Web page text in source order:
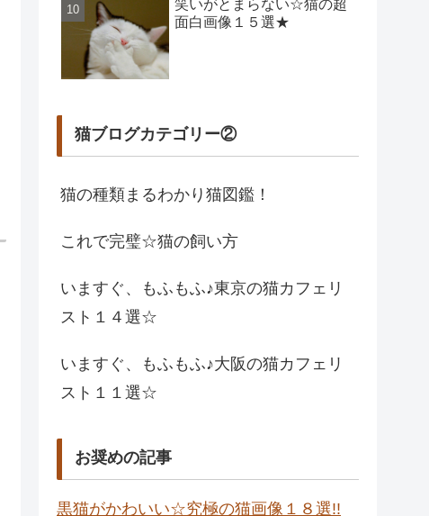
笑いがとまらない☆猫の超
面白画像１５選★
猫ブログカテゴリー②
猫の種類まるわかり猫図鑑！
これで完璧☆猫の飼い方
いますぐ、もふもふ♪東京の猫カフェリ
スト１４選☆
いますぐ、もふもふ♪大阪の猫カフェリ
スト１１選☆
お奨めの記事
黒猫がかわいい☆究極の猫画像１８選!!